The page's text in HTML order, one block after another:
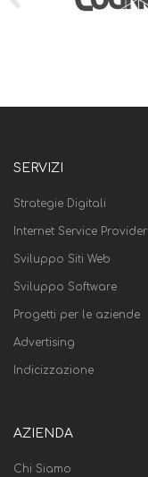
SERVIZI
Strategie Digitali
Internet Service Provider
Sviluppo Siti Web
Sviluppo Software
Progetti per le aziende
Advertising
Indicizzazione
AZIENDA
Chi Siamo